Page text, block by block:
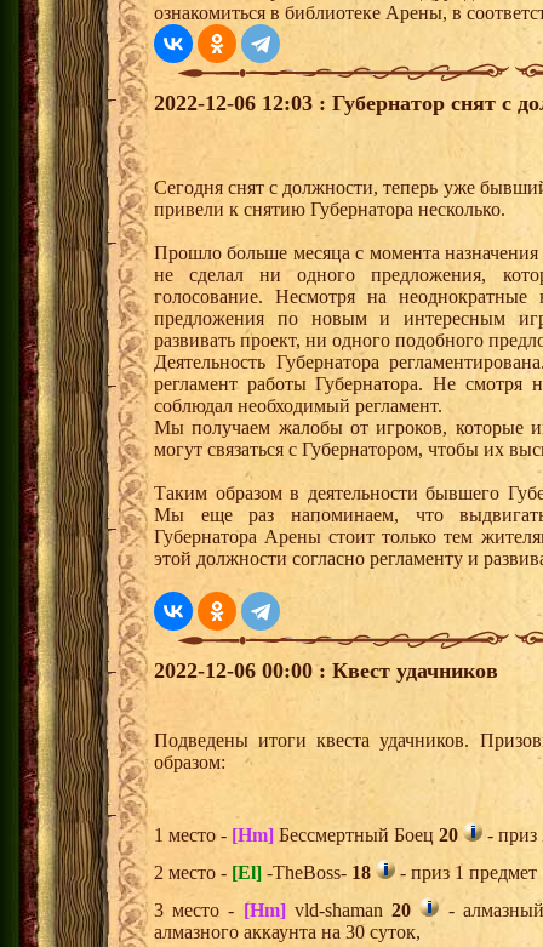
ознакомиться в библиотеке Арены, в
2022-12-06 12:03 : Губернатор снят с
Сегодня снят с должности, теперь уже
привели к снятию Губернатора несколько.
Прошло больше месяца с момента назначения
не сделал ни одного предложения,
голосование. Несмотря на
предложения по новым и интересным
развивать проект, ни одного подобного
Деятельность Губернатора
регламент работы Губернатора. Не
соблюдал необходимый регламент.
Мы получаем жалобы от игроков, которые
могут связаться с Губернатором, чтобы их
Таким образом в деятельности бывшего
Мы еще раз напоминаем, что
Губернатора Арены стоит только тем
этой должности согласно регламенту и
2022-12-06 00:00 : Квест удачников
Подведены итоги квеста удачников.
образом:
1 место - [Hm] Бессмертный Боец 20
- приз
2 место - [El] -TheBoss- 18
- приз 1
3 место - [Hm]vld-shaman20
-
алмазного аккаунта на 30 суток,